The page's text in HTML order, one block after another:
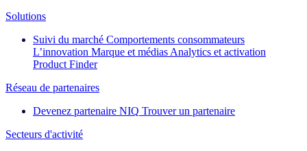
Solutions
Suivi du marché Comportements consommateurs
L’innovation Marque et médias Analytics et activation
Product Finder
Réseau de partenaires
Devenez partenaire NIQ Trouver un partenaire
Secteurs d'activité